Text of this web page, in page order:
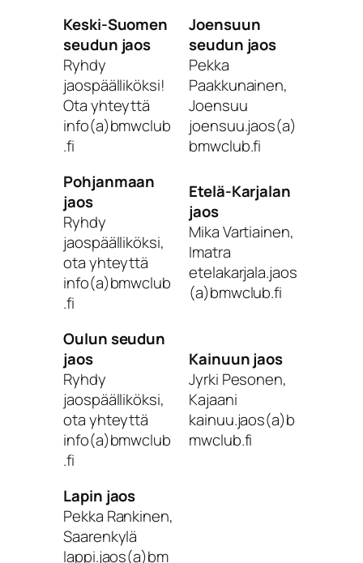
Keski-Suomen
seudun jaos
Ryhdy
jaospäälliköksi!
Ota yhteyttä
info(a)bmwclub
.fi
Joensuun
seudun jaos
Pekka
Paakkunainen,
Joensuu
joensuu.jaos(a)
bmwclub.fi
Pohjanmaan
jaos
Ryhdy
jaospäälliköksi,
ota yhteyttä
info(a)bmwclub
.fi
Etelä-Karjalan
jaos
Mika Vartiainen,
Imatra
etelakarjala.jaos
(a)bmwclub.fi
Oulun seudun
jaos
Ryhdy
jaospäälliköksi,
ota yhteyttä
info(a)bmwclub
.fi
Kainuun jaos
Jyrki Pesonen,
Kajaani
kainuu.jaos(a)b
mwclub.fi
Lapin jaos
Pekka Rankinen,
Saarenkylä
lappi.jaos(a)bm